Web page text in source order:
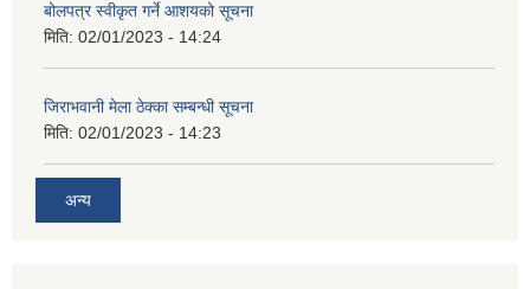
बोलपत्र स्वीकृत गर्ने आशयको सूचना
मिति: 02/01/2023 - 14:24
जिराभवानी मेला ठेक्का सम्बन्धी सूचना
मिति: 02/01/2023 - 14:23
अन्य